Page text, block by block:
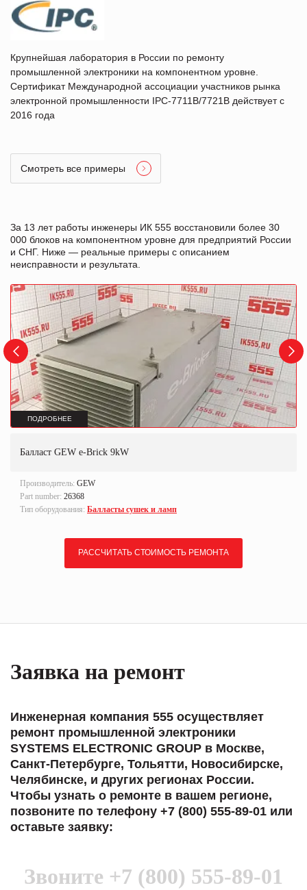
Крупнейшая лаборатория в России по ремонту
промышленной электроники на компонентном уровне.
Сертификат Международной ассоциации участников рынка
электронной промышленности IPC-7711B/7721B действует с
2016 года
Смотреть все примеры
За 13 лет работы инженеры ИК 555 восстановили более 30
000 блоков на компонентном уровне для предприятий России
и СНГ. Ниже — реальные примеры с описанием
неисправности и результата.
ПОДРОБНЕЕ
Балласт GEW e-Brick 9kW
Производитель: GEW
Part number: 26368
Тип оборудования: Балласты сушек и ламп
РАССЧИТАТЬ СТОИМОСТЬ РЕМОНТА
Заявка на ремонт
Инженерная компания 555 осуществляет
ремонт промышленной электроники
SYSTEMS ELECTRONIC GROUP в Москве,
Санкт-Петербурге, Тольятти, Новосибирске,
Челябинске, и других регионах России.
Чтобы узнать о ремонте в вашем регионе,
позвоните по телефону +7 (800) 555-89-01 или
оставьте заявку:
Звоните +7 (800) 555-89-01